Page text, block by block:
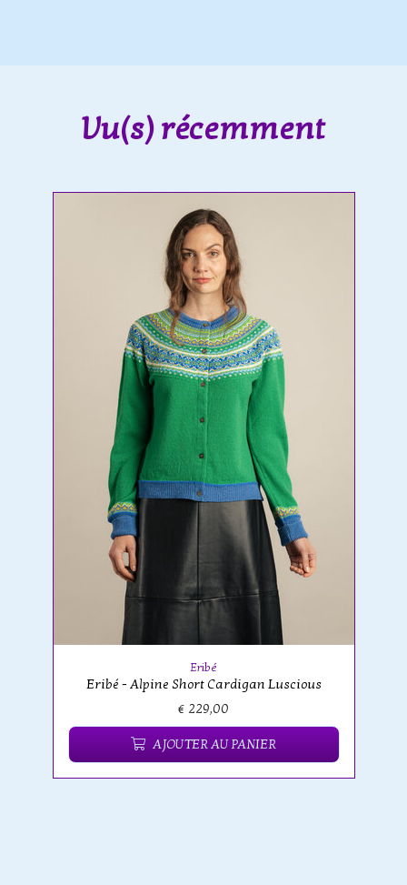
Vu(s) récemment
Eribé
Eribé - Alpine Short Cardigan Luscious
€ 229,00
AJOUTER AU PANIER